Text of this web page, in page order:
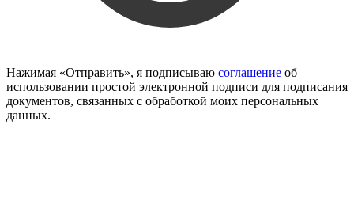
Нажимая «Отправить», я подписываю соглашение об
использовании простой электронной подписи для подписания
документов, связанных с обработкой моих персональных
данных.